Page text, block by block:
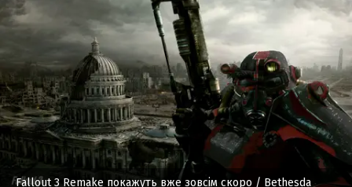
Fallout 3 Remake покажуть вже зовсім скоро / Bethesda